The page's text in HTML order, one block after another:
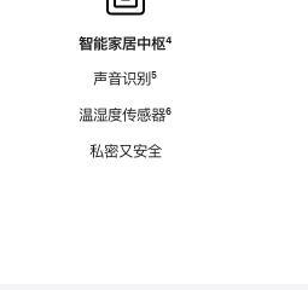
智能家居中枢脚
⁴
声音识别脚
⁵
温湿度传感器脚
⁶
私密又安全